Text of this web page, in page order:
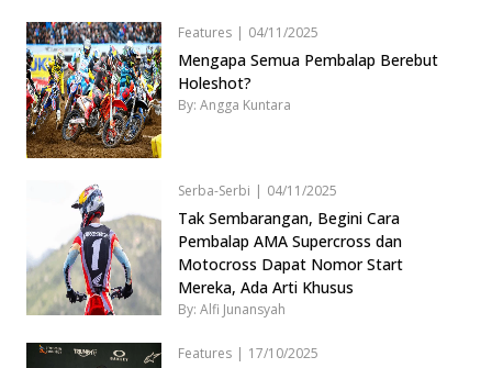
Features 04/11/2025
Mengapa Semua Pembalap Berebut
Holeshot?
By: Angga Kuntara
Serba-Serbi | 04/11/2025
Tak Sembarangan, Begini Cara
Pembalap AMA Supercross dan
Motocross Dapat Nomor Start
Mereka, Ada Arti Khusus
By: Alfi Junansyah
Features | 17/10/2025